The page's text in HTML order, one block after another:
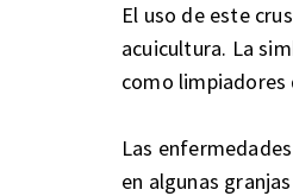
El uso de este
acuicultura. La
como limpiadores
Las
en algunas